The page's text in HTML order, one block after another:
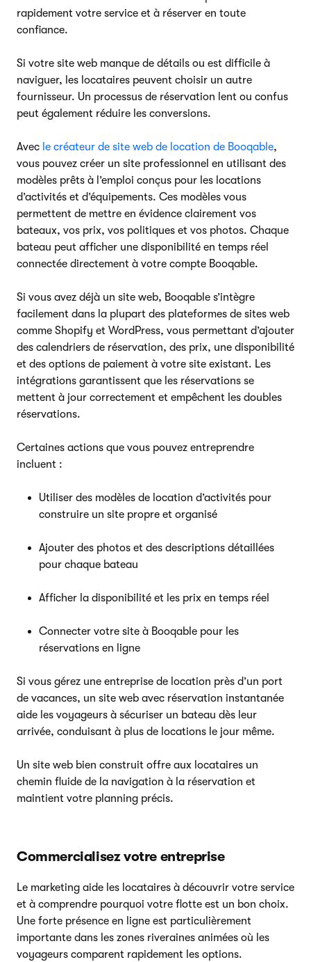
rapidement votre service et à réserver en toute
confiance.
Si votre site web manque de détails ou est difficile à
naviguer, les locataires peuvent choisir un autre
fournisseur. Un processus de réservation lent ou confus
peut également réduire les conversions.
Avec le créateur de site web de location de Booqable,
vous pouvez créer un site professionnel en utilisant des
modèles prêts à l’emploi conçus pour les locations
d’activités et d’équipements. Ces modèles vous
permettent de mettre en évidence clairement vos
bateaux, vos prix, vos politiques et vos photos. Chaque
bateau peut afficher une disponibilité en temps réel
connectée directement à votre compte Booqable.
Si vous avez déjà un site web, Booqable s’intègre
facilement dans la plupart des plateformes de sites web
comme Shopify et WordPress, vous permettant d’ajouter
des calendriers de réservation, des prix, une disponibilité
et des options de paiement à votre site existant. Les
intégrations garantissent que les réservations se
mettent à jour correctement et empêchent les doubles
réservations.
Certaines actions que vous pouvez entreprendre
incluent :
Utiliser des modèles de location d’activités pour
construire un site propre et organisé
Ajouter des photos et des descriptions détaillées
pour chaque bateau
Afficher la disponibilité et les prix en temps réel
Connecter votre site à Booqable pour les
réservations en ligne
Si vous gérez une entreprise de location près d’un port
de vacances, un site web avec réservation instantanée
aide les voyageurs à sécuriser un bateau dès leur
arrivée, conduisant à plus de locations le jour même.
Un site web bien construit offre aux locataires un
chemin fluide de la navigation à la réservation et
maintient votre planning précis.
Commercialisez votre entreprise
Le marketing aide les locataires à découvrir votre service
et à comprendre pourquoi votre flotte est un bon choix.
Une forte présence en ligne est particulièrement
importante dans les zones riveraines animées où les
voyageurs comparent rapidement les options.